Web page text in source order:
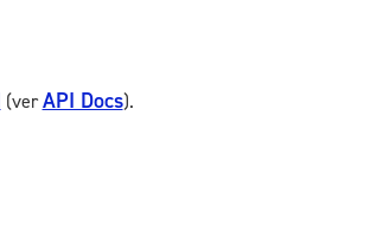
(verAPI Docs).